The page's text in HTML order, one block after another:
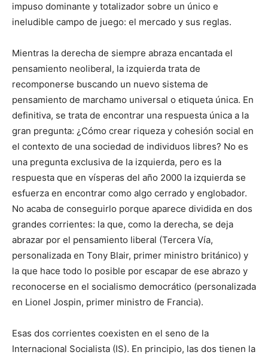
impuso dominante y totalizador sobre un único e
ineludible campo de juego: el mercado y sus reglas.
Mientras la derecha de siempre abraza encantada el
pensamiento neoliberal, la izquierda trata de
recomponerse buscando un nuevo sistema de
pensamiento de marchamo universal o etiqueta única. En
definitiva, se trata de encontrar una respuesta única a la
gran pregunta: ¿Cómo crear riqueza y cohesión social en
el contexto de una sociedad de individuos libres? No es
una pregunta exclusiva de la izquierda, pero es la
respuesta que en vísperas del año 2000 la izquierda se
esfuerza en encontrar como algo cerrado y englobador.
No acaba de conseguirlo porque aparece dividida en dos
grandes corrientes: la que, como la derecha, se deja
abrazar por el pensamiento liberal (Tercera Vía,
personalizada en Tony Blair, primer ministro británico) y
la que hace todo lo posible por escapar de ese abrazo y
reconocerse en el socialismo democrático (personalizada
en Lionel Jospin, primer ministro de Francia).
Esas dos corrientes coexisten en el seno de la
Internacional Socialista (IS). En principio, las dos tienen la